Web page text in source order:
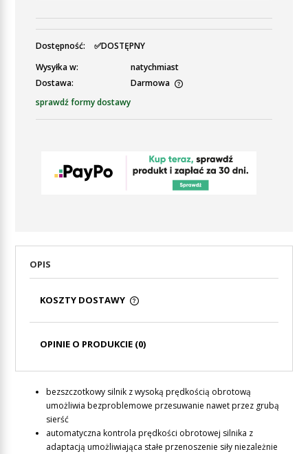
Dostępność:
✅DOSTĘPNY
Wysyłka w:
natychmiast
Dostawa:
Darmowa
Cena nie zawiera ewentualnych kosztów płatności
sprawdź formy dostawy
OPIS
KOSZTY DOSTAWY
PŁATNOŚCI
OPINIE O PRODUKCIE (0)
bezszczotkowy silnik z wysoką prędkością obrotową
umożliwia bezproblemowe przesuwanie nawet przez grubą
sierść
automatyczna kontrola prędkości obrotowej silnika z
adaptacją umożliwiająca stałe przenoszenie siły niezależnie